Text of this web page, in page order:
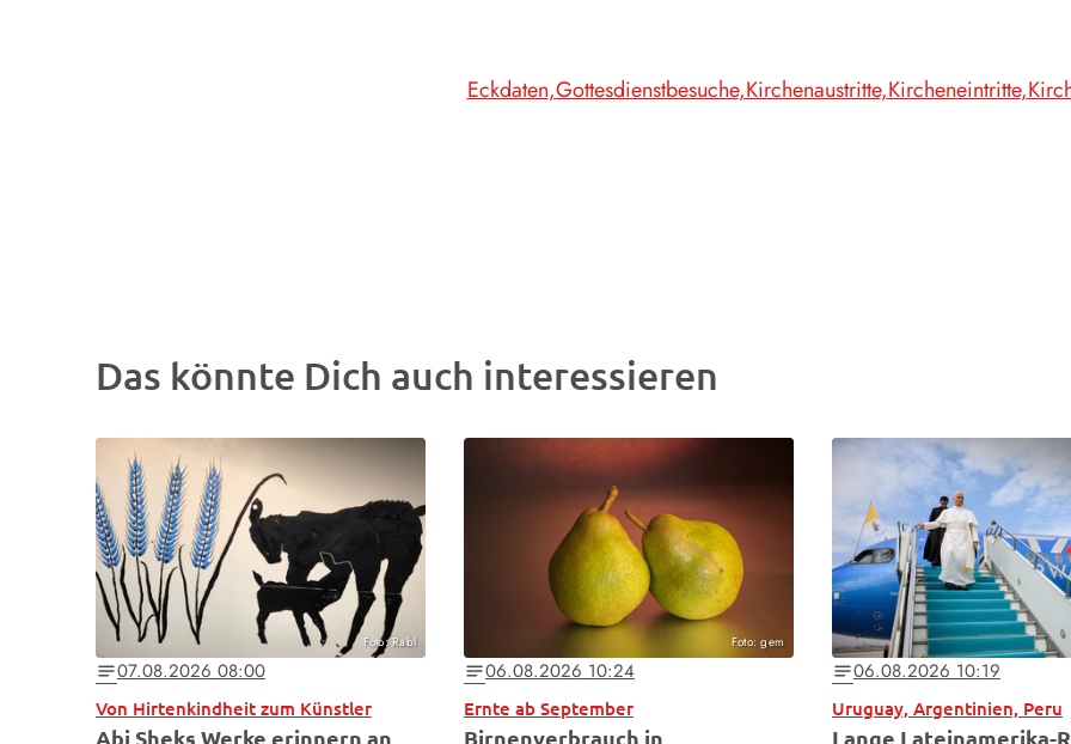
Eckdaten Gottesdienstbesuche Kirchenaustritte Kircheneintritte
Das könnte Dich auch interessieren
Foto: Rabl
notes07.08.2026 08:00
Von Hirtenkindheit zum Künstler
Abi Sheks Werke erinnern an
Foto: gem
notes06.08.2026 10:24
Ernte ab September
Birnenverbrauch in
notes06.08.2026 10:19
Uruguay, Argentinien, Peru
Lange Lateinamerika-